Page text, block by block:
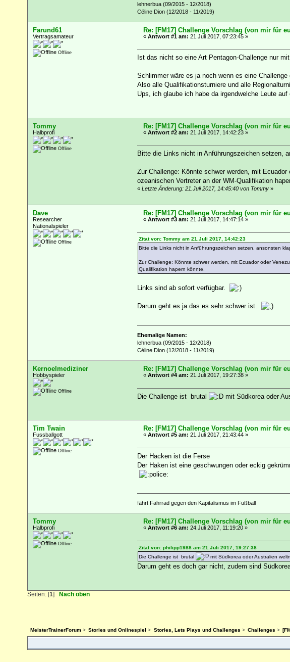
lehnerbua (09/2015 - 12/2018)
Céline Dion (12/2018 - 11/2019)
Farund61
Vertragsamateur
Offline
Re: [FM17] Challenge Vorschlag (von mir für
« Antwort #1 am: 21.Juli 2017, 07:23:45 »
Ist das nicht so eine Art Pentagon-Challenge nur
Schlimmer wäre es ja noch wenn es eine Challenge
Also alle Qualifikationsturniere und alle
Ups, ich glaube ich habe da irgendwelche Leute
Tommy
Halbprofi
Offline
Re: [FM17] Challenge Vorschlag (von mir für
« Antwort #2 am: 21.Juli 2017, 14:42:23 »
Bitte die Links nicht in Anführungszeichen setzen,
Zur Challenge: Könnte schwer werden, mit
ozeanischen Vertreter an der WM-Qualifikation
« Letzte Änderung: 21.Juli 2017, 14:45:40 von Tommy»
Dave
Researcher
Nationalspieler
Offline
Re: [FM17] Challenge Vorschlag (von mir für
« Antwort #3 am: 21.Juli 2017, 14:47:14 »
Zitat von: Tommy am 21.Juli 2017, 14:42:23
Bitte die Links nicht in Anführungszeichen setzen, ansonsten
Zur Challenge: Könnte schwer werden, mit Ecuador oder
Qualifikation hapern könnte.
Links sind ab sofort verfügbar.
Darum geht es ja das es sehr schwer ist.
Ehemalige Namen:
lehnerbua (09/2015 - 12/2018)
Céline Dion (12/2018 - 11/2019)
Kernoelmediziner
Hobbyspieler
Offline
Re: [FM17] Challenge Vorschlag (von mir für
« Antwort #4 am: 21.Juli 2017, 19:27:38 »
Die Challenge ist brutal mit Südkorea oder
Tim Twain
Fussballgott
Offline
Re: [FM17] Challenge Vorschlag (von mir für
« Antwort #5 am: 21.Juli 2017, 21:43:44 »
Der Hacken ist die Ferse
Der Haken ist eine geschwungen oder eckig
fährt Fahrrad gegen den Kapitalismus im Fußball
Tommy
Halbprofi
Offline
Re: [FM17] Challenge Vorschlag (von mir für
« Antwort #6 am: 24.Juli 2017, 11:19:20 »
Zitat von: philipp1988 am 21.Juli 2017, 19:27:38
Die Challenge ist brutal
mit Südkorea oder Australien
Darum geht es doch gar nicht, zudem sind
Seiten: [1] Nach oben
MeisterTrainerForum > Stories und Onlinespiel > Stories, Lets Plays und Challenges > Challenges >